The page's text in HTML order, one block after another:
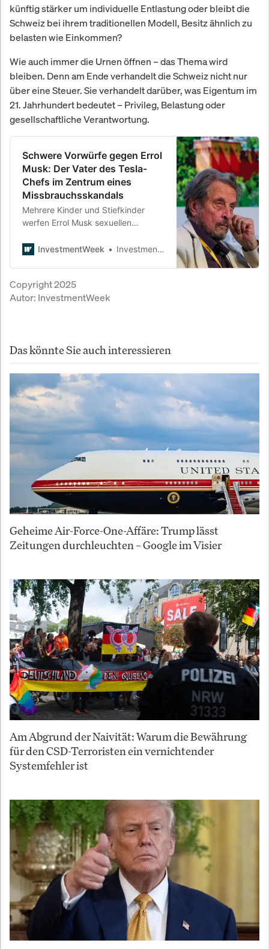
künftig stärker um individuelle Entlastung oder bleibt die
Schweiz bei ihrem traditionellen Modell, Besitz ähnlich zu
belasten wie Einkommen?
Wie auch immer die Urnen öffnen – das Thema wird
bleiben. Denn am Ende verhandelt die Schweiz nicht nur
über eine Steuer. Sie verhandelt darüber, was Eigentum im
21. Jahrhundert bedeutet – Privileg, Belastung oder
gesellschaftliche Verantwortung.
Schwere Vorwürfe gegen Errol
Musk: Der Vater des Tesla-
Chefs im Zentrum eines
Missbrauchsskandals
Mehrere Kinder und Stiefkinder
werfen Errol Musk sexuellen
seit Jahrzehnten, Anklagen gab es
erfahren haben.
InvestmentWeek InvestmentWeek
Copyright 2025
Autor: InvestmentWeek
Das könnte Sie auch interessieren
Geheime Air-Force-One-Affäre: Trump lässt
Zeitungen durchleuchten – Google im Visier
Am Abgrund der Naivität: Warum die Bewährung
für den CSD-Terroristen ein vernichtender
Systemfehler ist